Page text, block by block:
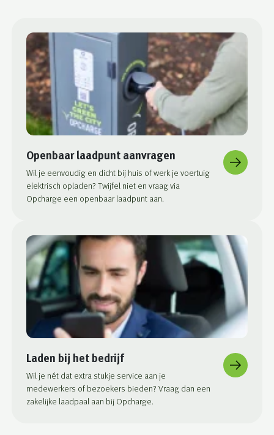
Openbaar laadpunt aanvragen
Wil je eenvoudig en dicht bij huis of werk je voertuig
elektrisch opladen? Twijfel niet en vraag via
Opcharge een openbaar laadpunt aan.
Laden bij het bedrijf
Wil je nét dat extra stukje service aan je
medewerkers of bezoekers bieden? Vraag dan een
zakelijke laadpaal aan bij Opcharge.